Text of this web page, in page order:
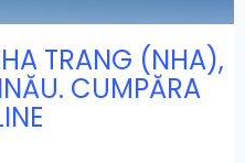
TRANG (NHA),
CUMPĂRA